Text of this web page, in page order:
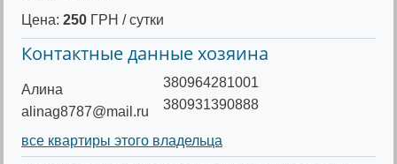
Цена: 250 ГРН / сутки
Контактные данные хозяина
Алина
alinag8787@mail.ru
380964281001
380931390888
все квартиры этого владельца